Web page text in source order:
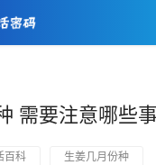
需要注意哪些
百科 生姜几月份种